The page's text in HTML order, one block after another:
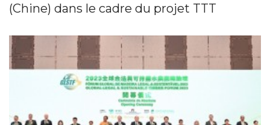
(Chine) dans le cadre du projet TTT